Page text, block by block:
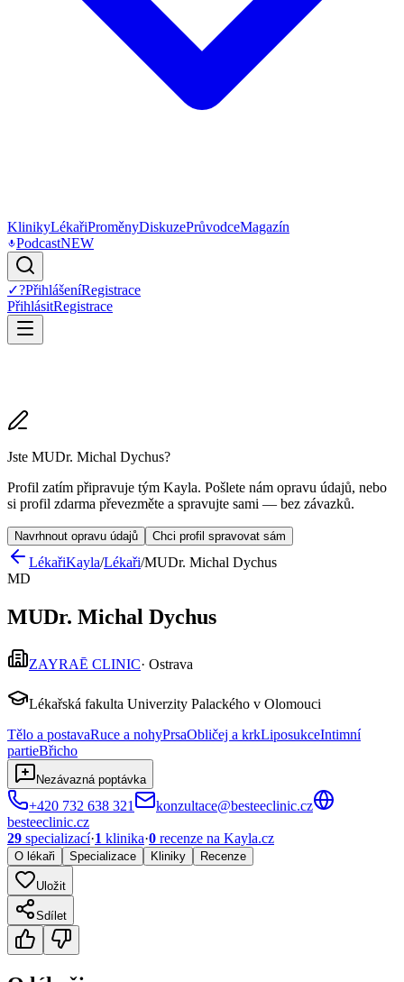
KlinikyLékařiProměnyDiskuzePrůvodceMagazín
PodcastNEW
✓?PřihlášeníRegistrace
PřihlásitRegistrace
Jste MUDr. Michal Dychus?
Profil zatím připravuje tým Kayla. Pošlete nám opravu údajů, nebo
si profil zdarma převezměte a spravujte sami — bez závazků.
Navrhnout opravu údajů Chci profil spravovat sám
LékařiKayla/Lékaři/MUDr. Michal Dychus
MD
MUDr. Michal Dychus
ZAYRAĒ CLINIC· Ostrava
Lékařská fakulta Univerzity Palackého v Olomouci
Tělo a postavaRuce a nohyPrsaObličej a krkLiposukceIntimní
partieBřicho
Nezávazná poptávka
+420 732 638 321
konzultace@besteeclinic.cz
besteeclinic.cz
29 specializací·1 klinika·0 recenze na Kayla.cz
O lékaři Specializace Kliniky Recenze
Uložit
Sdílet